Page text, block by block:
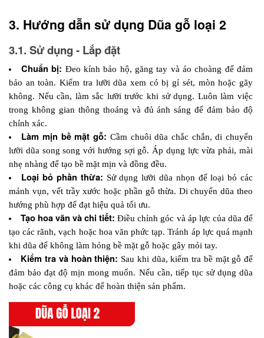
3. Hướng dẫn sử dụng Dũa gỗ loại 2
3.1. Sử dụng - Lắp đặt
Chuẩn bị: Đeo kính bảo hộ, găng tay và áo choàng để đảm
bảo an toàn. Kiểm tra lưỡi dũa xem có bị gỉ sét, mòn hoặc gãy
không. Nếu cần, làm sắc lưỡi trước khi sử dụng. Luôn làm việc
trong không gian thông thoáng và đủ ánh sáng để đảm bảo độ
chính xác.
Làm mịn bề mặt gỗ: Cầm chuôi dũa chắc chắn, di chuyển
lưỡi dũa song song với hướng sợi gỗ. Áp dụng lực vừa phải, mài
nhẹ nhàng để tạo bề mặt mịn và đồng đều.
Loại bỏ phần thừa: Sử dụng lưỡi dũa nhọn để loại bỏ các
mảnh vụn, vết trầy xước hoặc phần gỗ thừa. Di chuyển dũa theo
hướng phù hợp để đạt hiệu quả tối ưu.
Tạo hoa văn và chi tiết: Điều chỉnh góc và áp lực của dũa để
tạo các rãnh, vạch hoặc hoa văn phức tạp. Tránh áp lực quá mạnh
khi dũa để không làm hỏng bề mặt gỗ hoặc gây mỏi tay.
Kiểm tra và hoàn thiện: Sau khi dũa, kiểm tra bề mặt gỗ để
đảm bảo đạt độ mịn mong muốn. Nếu cần, tiếp tục sử dụng dũa
hoặc các công cụ khác để hoàn thiện sản phẩm.